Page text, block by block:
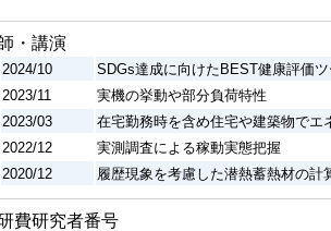
・講演
2024/10
SDGs達成に向けたBEST健康評価
2023/11
実機の挙動や部分負荷特性
2023/03
在宅勤務時を含め住宅や建築物でエ
2022/12
実測調査による稼動実態把握
2020/12 履歴現象を考慮した潜熱蓄熱材の計
費研究者番号